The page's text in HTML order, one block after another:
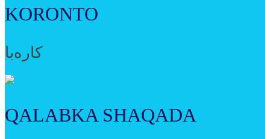
KORONTO
کارەبا
QALABKA SHAQADA